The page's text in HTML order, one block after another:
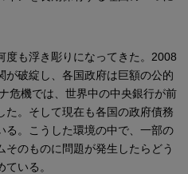
度も浮き彫りになってきた。2008
が破綻し、各国政府は巨額の公的
危機では、世界中の中央銀行が前
た。そして現在も各国の政府債務
る。こうした環境の中で、一部の
のものに問題が発生したらどう
いる。